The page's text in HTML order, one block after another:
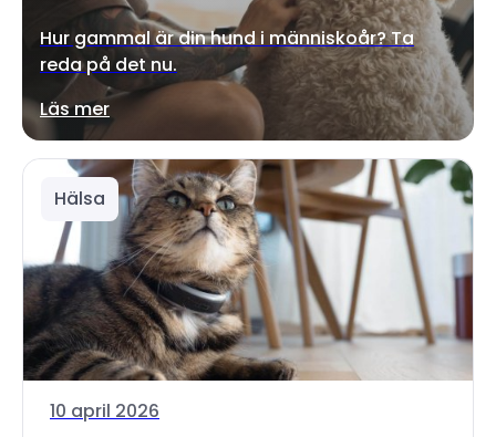
Hur gammal är din hund i människoår? Ta
reda på det nu.
Läs mer
Hälsa
10 april 2026